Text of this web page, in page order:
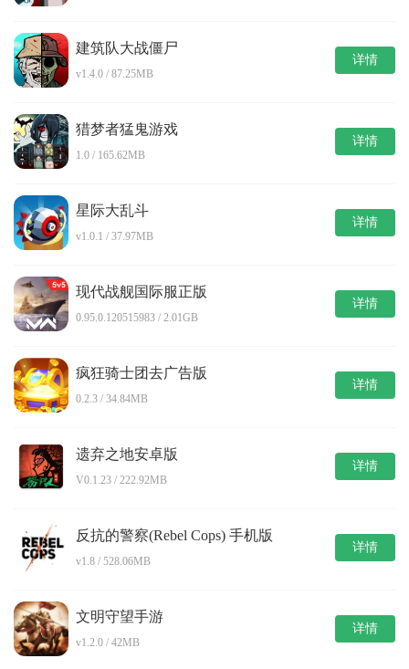
建筑队大战僵尸
v1.4.0 / 87.25MB
详情
猎梦者猛鬼游戏
1.0 / 165.62MB
详情
星际大乱斗
v1.0.1 / 37.97MB
详情
现代战舰国际服正版
0.95.0.120515983 / 2.01GB
详情
疯狂骑士团去广告版
0.2.3 / 34.84MB
详情
遗弃之地安卓版
V0.1.23 / 222.92MB
详情
反抗的警察(Rebel Cops) 手机版
v1.8 / 528.06MB
详情
文明守望手游
v1.2.0 / 42MB
详情